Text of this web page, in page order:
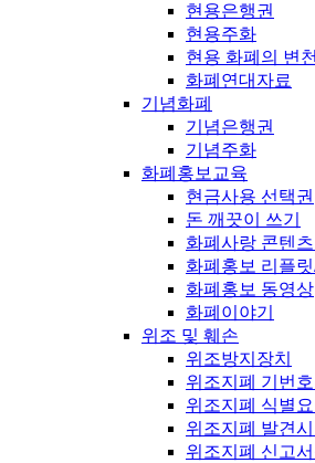
현용은행권
현용주화
현용 화폐의 변천
화폐연대자료
기념화폐
기념은행권
기념주화
화폐홍보교육
현금사용 선택권
돈 깨끗이 쓰기
화폐사랑 콘텐
화폐홍보 리플
화폐홍보 동영상
화폐이야기
위조 및 훼손
위조방지장치
위조지폐 기번
위조지폐 식별
위조지폐 발견
위조지폐 신고